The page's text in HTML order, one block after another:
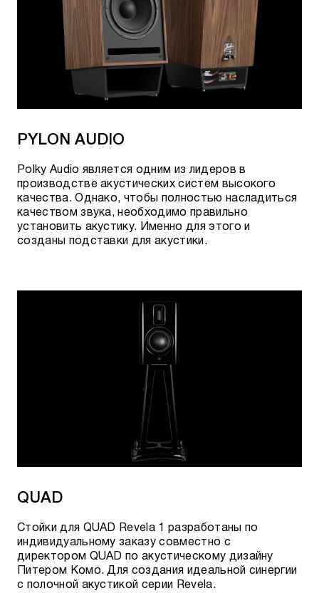
PYLON AUDIO
Polky Audio является одним из лидеров в
производстве акустических систем высокого
качества. Однако, чтобы полностью насладиться
качеством звука, необходимо правильно
установить акустику. Именно для этого и
созданы подставки для акустики.
QUAD
Стойки для QUAD Revela 1 разработаны по
индивидуальному заказу совместно с
директором QUAD по акустическому дизайну
Питером Комо. Для создания идеальной синергии
с полочной акустикой серии Revela.